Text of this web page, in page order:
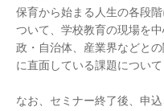
保育から始まる人生の各段
ついて、学校教育の現場を
政・自治体、産業界などと
に直面している課題について
なお、セミナー終了後、申